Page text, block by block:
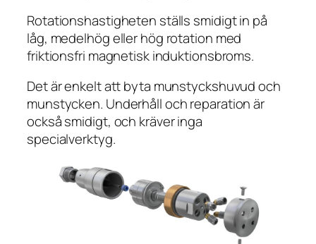
Rotationshastigheten ställs smidigt in på
låg, medelhög eller hög rotation med
friktionsfri magnetisk induktionsbroms.
Det är enkelt att byta munstyckshuvud och
munstycken. Underhåll och reparation är
också smidigt, och kräver inga
specialverktyg.